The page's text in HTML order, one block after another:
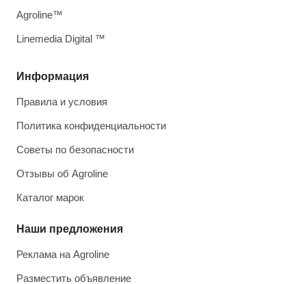
Информация
Правила и условия
Политика конфиденциальности
Советы по безопасности
Отзывы об Agroline
Каталог марок
Наши предложения
Реклама на Agroline
Разместить объявление
Agroline™
Linemedia Digital ™